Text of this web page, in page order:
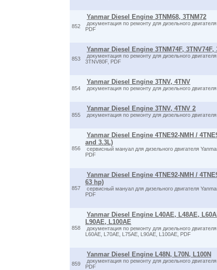
852
Yanmar Diesel Engine 3TNM68, 3TNM72
документация по ремонту для дизельного
PDF
853
Yanmar Diesel Engine 3TNM74F, 3TNV74F,
документация по ремонту для дизельного
3TNV80F, PDF
854
Yanmar Diesel Engine 3TNV, 4TNV
документация по ремонту для дизельного
855
Yanmar Diesel Engine 3TNV, 4TNV 2
документация по ремонту для дизельного
856
Yanmar Diesel Engine 4TNE92-NMH /
and 3.3L)
сервисный мануал для дизельного двигателя
PDF
857
Yanmar Diesel Engine 4TNE92-NMH /
63 hp)
сервисный мануал для дизельного двигателя
PDF
858
Yanmar Diesel Engine L40AE, L48AE,
L90AE, L100AE
документация по ремонту для дизельного
L60AE, L70AE, L75AE, L90AE, L100AE, PDF
859
Yanmar Diesel Engine L48N, L70N, L100N
документация по ремонту для дизельного
PDF